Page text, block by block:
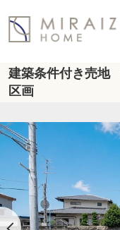
建築条件付き売
区画